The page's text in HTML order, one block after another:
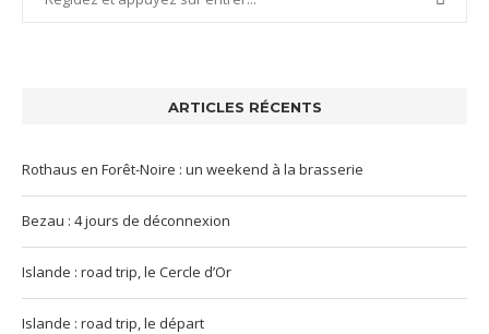
ARTICLES RÉCENTS
Rothaus en Forêt-Noire : un weekend à la brasserie
Bezau : 4 jours de déconnexion
Islande : road trip, le Cercle d’Or
Islande : road trip, le départ